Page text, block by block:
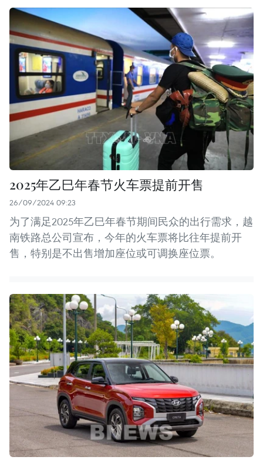
2025年乙巳年春节火车票提前开售
26/09/2024 09:23
为了满足2025年乙巳年春节期间民众的出行需求，越
南铁路总公司宣布，今年的火车票将比往年提前开
售，特别是不出售增加座位或可调换座位票。